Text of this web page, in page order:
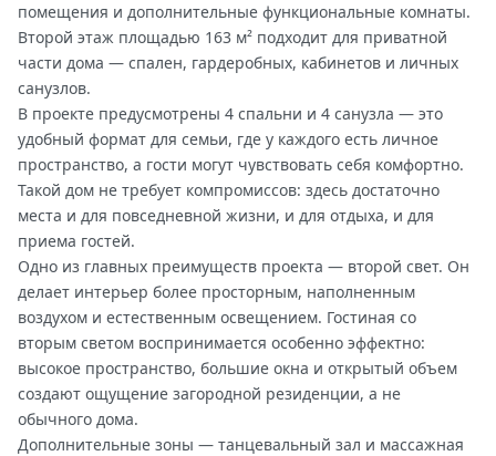
помещения и дополнительные функциональные комнаты.
Второй этаж площадью 163 м² подходит для приватной
части дома — спален, гардеробных, кабинетов и личных
санузлов.
В проекте предусмотрены 4 спальни и 4 санузла — это
удобный формат для семьи, где у каждого есть личное
пространство, а гости могут чувствовать себя комфортно.
Такой дом не требует компромиссов: здесь достаточно
места и для повседневной жизни, и для отдыха, и для
приема гостей.
Одно из главных преимуществ проекта — второй свет. Он
делает интерьер более просторным, наполненным
воздухом и естественным освещением. Гостиная со
вторым светом воспринимается особенно эффектно:
высокое пространство, большие окна и открытый объем
создают ощущение загородной резиденции, а не
обычного дома.
Дополнительные зоны — танцевальный зал и массажная